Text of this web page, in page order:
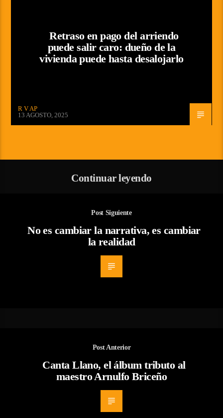
Retraso en pago del arriendo
puede salir caro: dueño de la
vivienda puede hasta desalojarlo
R V AP
13 AGOSTO, 2025
Continuar leyendo
Post Siguiente
No es cambiar la narrativa, es cambiar
la realidad
Post Anterior
Canta Llano, el álbum tributo al
maestro Arnulfo Briceño